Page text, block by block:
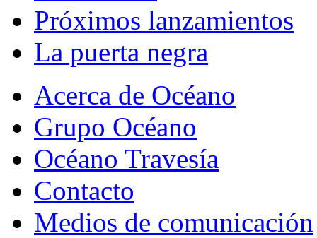
Próximos lanzamientos
La puerta negra
Acerca de Océano
Grupo Océano
Océano Travesía
Contacto
Medios de comunicación